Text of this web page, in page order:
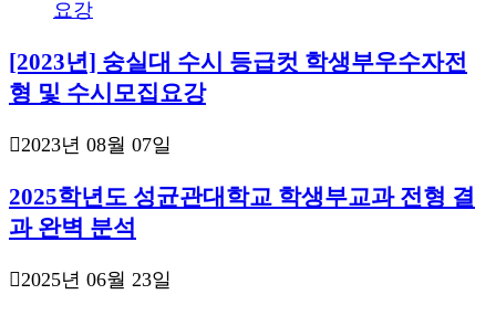
[2023년] 숭실대 수시 등급컷 학생부우수자전
형 및 수시모집요강
2023년 08월 07일
2025학년도 성균관대학교 학생부교과 전형 결
과 완벽 분석
2025년 06월 23일